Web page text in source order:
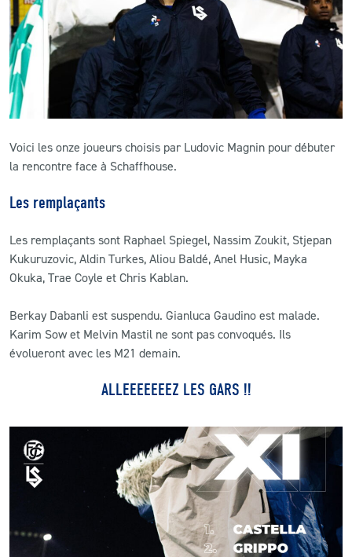
CLUB
CONTACT
ACTUALITÉS
LS E-SHOP
MATCH DES CELEBRITES
PRESSE ET MEDIAS
Voici les onze joueurs choisis par Ludovic Magnin pour débuter
la rencontre face à Schaffhouse.
Les remplaçants
Les remplaçants sont Raphael Spiegel, Nassim Zoukit, Stjepan
Kukuruzovic, Aldin Turkes, Aliou Baldé, Anel Husic, Mayka
Okuka, Trae Coyle et Chris Kablan.
Berkay Dabanli est suspendu. Gianluca Gaudino est malade.
Karim Sow et Melvin Mastil ne sont pas convoqués. Ils
évolueront avec les M21 demain.
ALLEEEEEEEZ LES GARS !!